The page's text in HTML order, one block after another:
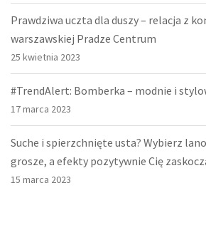
Prawdziwa uczta dla duszy – relacja z
warszawskiej Pradze Centrum
25 kwietnia 2023
#TrendAlert: Bomberka – modnie i
17 marca 2023
Suche i spierzchnięte usta? Wybierz
grosze, a efekty pozytywnie Cię
15 marca 2023